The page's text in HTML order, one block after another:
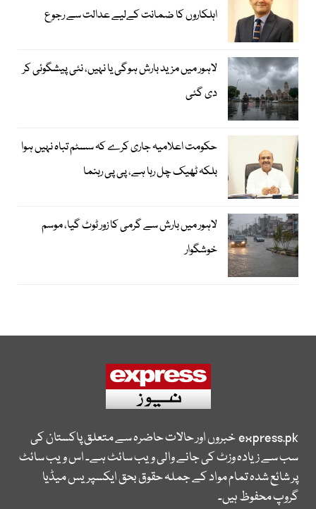
اہلکاروں کا ضمانت کےلیے عدالت سے رجوع
لاہور میں مزید بارش ہوگی یا نہیں، نئی پیشگوئی کر
دی گئی
حکومت اعلامیہ جاری کرے کہ سسٹم تباہ نہیں ہوا
بلکہ ٹھیک چل رہا ہے، پی پی رہنما
لاہور میں بارش سے گرمی کا زور ٹوٹ گیا، موسم
خوشگوار
express.pkخبروں اور حالات حاضرہ سے متعلق پاکستان کی
سب سے زیادہ وزٹ کی جانے والی ویب سائٹ ہے۔ اس ویب سائٹ
پر شائع شدہ تمام مواد کے جملہ حقوق بحق ایکسپریس میڈیا
گروپ محفوظ ہیں۔